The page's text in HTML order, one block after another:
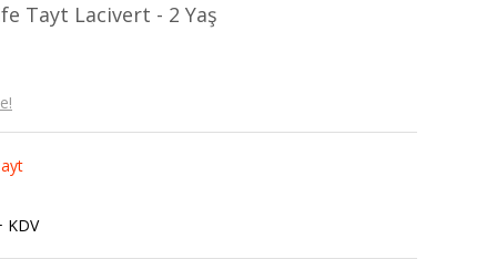
Tayt Lacivert - 2 Yaş
KDV